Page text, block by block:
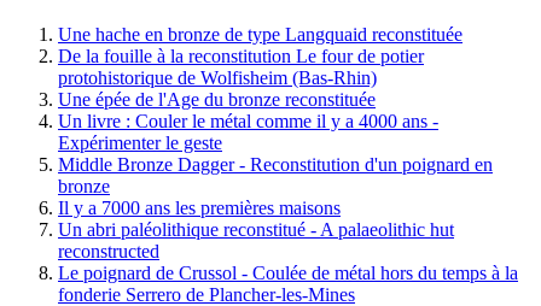
Une hache en bronze de type Langquaid reconstituée
De la fouille à la reconstitution Le four de potier
protohistorique de Wolfisheim (Bas-Rhin)
Une épée de l'Age du bronze reconstituée
Un livre : Couler le métal comme il y a 4000 ans -
Expérimenter le geste
Middle Bronze Dagger - Reconstitution d'un poignard en
bronze
Il y a 7000 ans les premières maisons
Un abri paléolithique reconstitué - A palaeolithic hut
reconstructed
Le poignard de Crussol - Coulée de métal hors du temps à la
fonderie Serrero de Plancher-les-Mines